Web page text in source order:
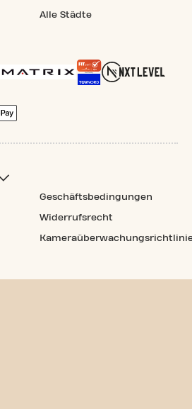
Alle Städte
Geschäftsbedingungen
Widerrufsrecht